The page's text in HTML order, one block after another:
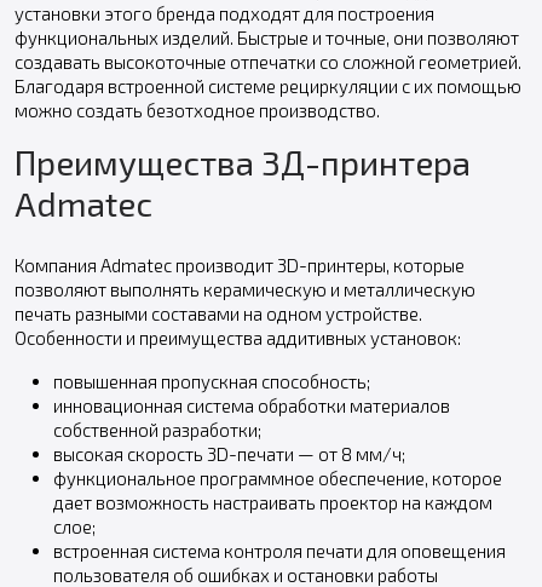
установки этого бренда подходят для построения
функциональных изделий. Быстрые и точные, они позволяют
создавать высокоточные отпечатки со сложной геометрией.
Благодаря встроенной системе рециркуляции с их помощью
можно создать безотходное производство.
Преимущества 3Д-принтера
Admatec
Компания Admatec производит 3D-принтеры, которые
позволяют выполнять керамическую и металлическую
печать разными составами на одном устройстве.
Особенности и преимущества аддитивных установок:
повышенная пропускная способность;
инновационная система обработки материалов
собственной разработки;
высокая скорость 3D-печати — от 8 мм/ч;
функциональное программное обеспечение, которое
дает возможность настраивать проектор на каждом
слое;
встроенная система контроля печати для оповещения
пользователя об ошибках и остановки работы